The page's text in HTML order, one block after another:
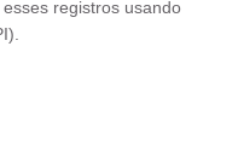
registros usando
).